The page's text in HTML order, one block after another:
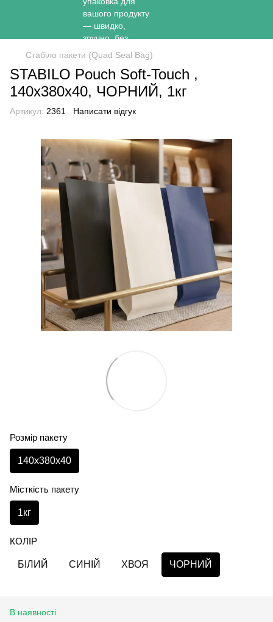
Стабіло пакети (Quad Seal Bag)
STABILO Pouch Soft-Touch ,
140х380х40, ЧОРНИЙ, 1кг
Артикул: 2361 Написати відгук
Розмір пакету
140х380х40
Місткість пакету
1кг
КОЛІР
БІЛИЙ СИНІЙ ХВОЯ ЧОРНИЙ
В наявності